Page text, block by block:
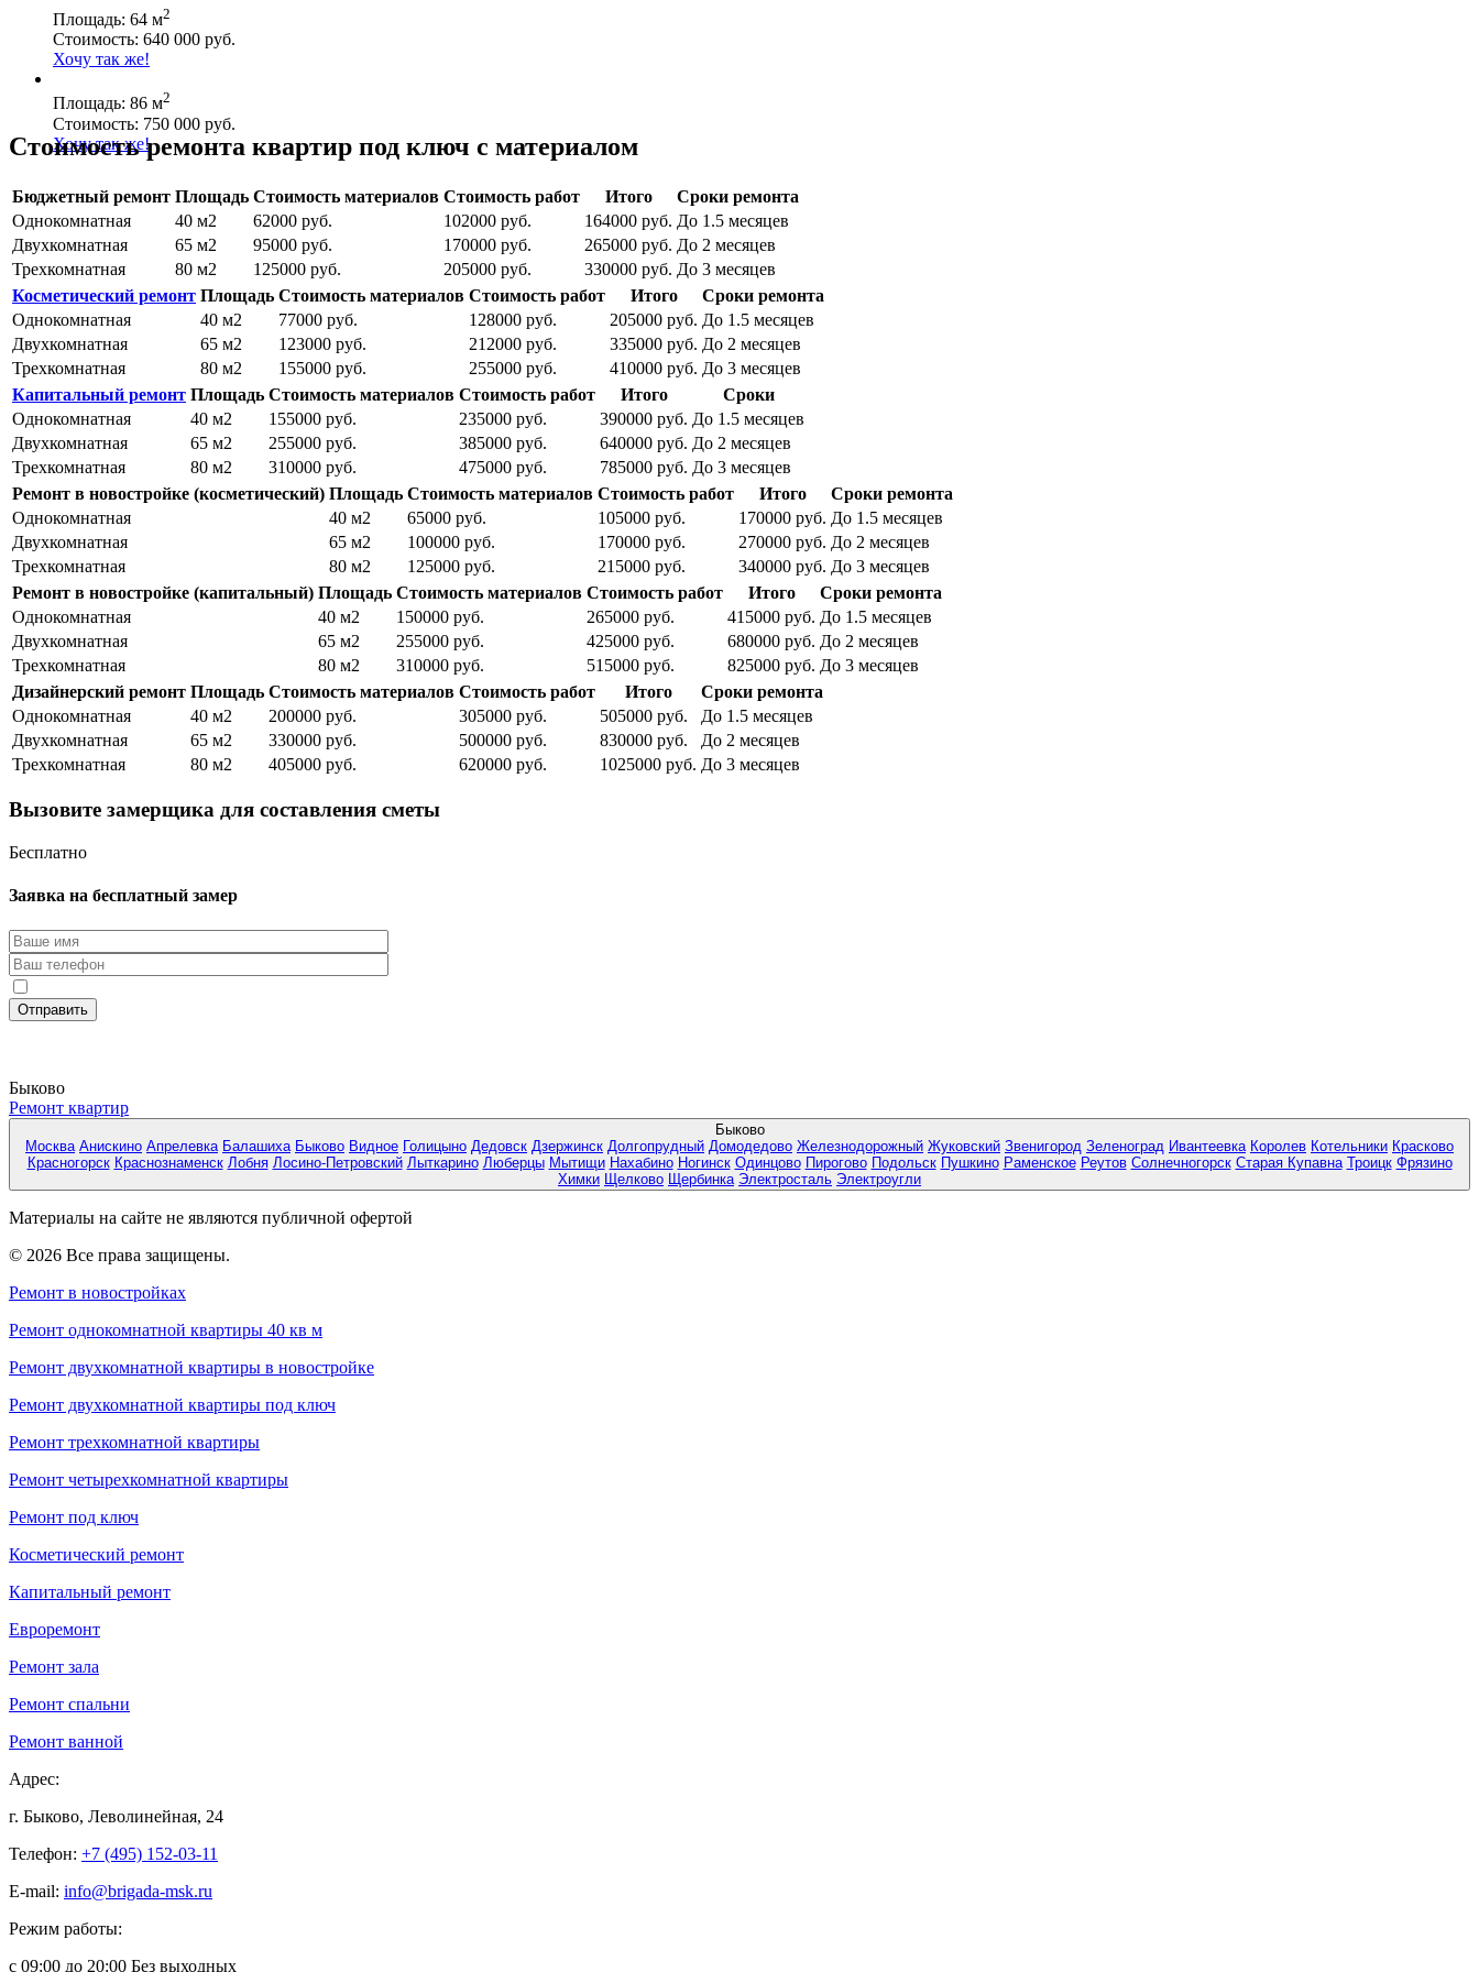
Площадь: 64 м2
Стоимость: 640 000 руб.
Хочу так же!
Площадь: 86 м2
Стоимость: 750 000 руб.
Хочу так же!
Стоимость ремонта квартир под ключ с материалом
Бюджетный ремонт Площадь Стоимость материалов Стоимость работ Итого
Сроки ремонта
Однокомнатная
40 м2 62000 руб. 102000 руб. 164000 руб. До 1.5 месяцев
Двухкомнатная
65 м2 95000 руб. 170000 руб. 265000 руб. До 2 месяцев
Трехкомнатная
80 м2 125000 руб. 205000 руб. 330000 руб. До 3 месяцев
Косметический ремонт Площадь Стоимость материалов Стоимость работ Итого
Сроки ремонта
Однокомнатная
40 м2 77000 руб. 128000 руб. 205000 руб. До 1.5 месяцев
Двухкомнатная
65 м2 123000 руб. 212000 руб. 335000 руб. До 2 месяцев
Трехкомнатная
80 м2 155000 руб. 255000 руб. 410000 руб. До 3 месяцев
Капитальный ремонт Площадь Стоимость материалов Стоимость работ Итого
Сроки
Однокомнатная
40 м2 155000 руб. 235000 руб. 390000 руб. До 1.5 месяцев
Двухкомнатная
65 м2 255000 руб. 385000 руб. 640000 руб. До 2 месяцев
Трехкомнатная
80 м2 310000 руб. 475000 руб. 785000 руб. До 3 месяцев
Ремонт в новостройке (косметический) Площадь Стоимость материалов Стоимость работ Итого
Сроки ремонта
Однокомнатная
40 м2 65000 руб. 105000 руб. 170000 руб. До 1.5 месяцев
Двухкомнатная
65 м2 100000 руб. 170000 руб. 270000 руб. До 2 месяцев
Трехкомнатная
80 м2 125000 руб. 215000 руб. 340000 руб. До 3 месяцев
Ремонт в новостройке (капитальный) Площадь Стоимость материалов Стоимость работ Итого
Сроки ремонта
Однокомнатная
40 м2 150000 руб. 265000 руб. 415000 руб. До 1.5 месяцев
Двухкомнатная
65 м2 255000 руб. 425000 руб. 680000 руб. До 2 месяцев
Трехкомнатная
80 м2 310000 руб. 515000 руб. 825000 руб. До 3 месяцев
Дизайнерский ремонт Площадь Стоимость материалов Стоимость работ Итого
Сроки ремонта
Однокомнатная
40 м2 200000 руб. 305000 руб. 505000 руб.
До 1.5 месяцев
Двухкомнатная
65 м2 330000 руб. 500000 руб. 830000 руб.
До 2 месяцев
Трехкомнатная
80 м2 405000 руб. 620000 руб. 1025000 руб. До 3 месяцев
Вызовите замерщика для составления сметы
Бесплатно
Заявка на бесплатный замер
Быково
Ремонт квартир
Быково
Москва Анискино Апрелевка Балашиха Быково Видное Голицыно Дедовск Дзержинск Долгопрудный Домодедово Железнодорожный Жуковский Звенигород Зеленоград Ивантеевка Королев Котельники Красково
Красногорск Краснознаменск Лобня Лосино-Петровский Лыткарино Люберцы Мытищи Нахабино Ногинск Одинцово Пирогово Подольск Пушкино Раменское Реутов Солнечногорск Старая Купавна Троицк Фрязино
Химки Щелково Щербинка Электросталь Электроугли
Материалы на сайте не являются публичной офертой
© 2026 Все права защищены.
Ремонт в новостройках
Ремонт однокомнатной квартиры 40 кв м
Ремонт двухкомнатной квартиры в новостройке
Ремонт двухкомнатной квартиры под ключ
Ремонт трехкомнатной квартиры
Ремонт четырехкомнатной квартиры
Ремонт под ключ
Косметический ремонт
Капитальный ремонт
Евроремонт
Ремонт зала
Ремонт спальни
Ремонт ванной
Адрес:
г. Быково, Леволинейная, 24
Телефон: +7 (495) 152-03-11
E-mail: info@brigada-msk.ru
Режим работы:
с 09:00 до 20:00 Без выходных